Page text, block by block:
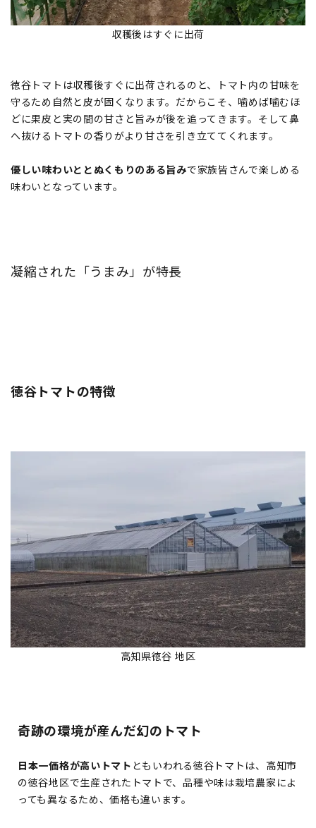
収穫後はすぐに出荷
徳谷トマトは収穫後すぐに出荷されるのと、トマト内の甘味を
守るため自然と皮が固くなります。だからこそ、噛めば噛むほ
どに果皮と実の間の甘さと旨みが後を追ってきます。そして鼻
へ抜けるトマトの香りがより甘さを引き立ててくれます。
優しい味わいととぬくもりのある旨みで家族皆さんで楽しめる
味わいとなっています。
凝縮された「うまみ」が特長
徳谷トマトの特徴
高知県徳谷 地区
奇跡の環境が産んだ幻のトマト
日本一価格が高いトマト ともいわれる徳谷トマトは、高知市
の徳谷地区で生産されたトマトで、品種や味は栽培農家によ
っても異なるため、価格も違います。